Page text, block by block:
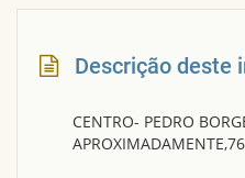
Descrição deste
CENTRO- PEDRO